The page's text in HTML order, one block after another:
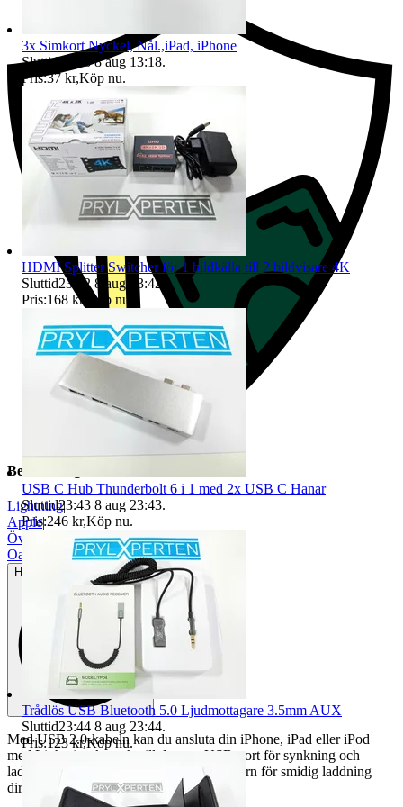
Beskrivning
Lightning|
Apple|
Övriga märken|
Oanvänt
Helt ny och aldrig använd
Med USB 2.0-kabeln kan du ansluta din iPhone, iPad eller iPod
med Lightning-kontakt till datorns USB-port för synkning och
laddning eller till Apple USB-strömadaptern för smidig laddning
direkt från ett vägguttag.
3x Simkort Nyckel, Nål.,iPad, iPhone
Sluttid13:18 8 aug 13:18.
Pris:37 kr,Köp nu.
HDMI Splitter Switcher för 1 bildkälla till 2 bildvisare 4K
Sluttid23:42 8 aug 23:42
Pris:168 kr Köp nu
USB C Hub Thunderbolt 6 i 1 med 2x USB C Hanar
Sluttid23:43 8 aug 23:43.
Pris:246 kr,Köp nu.
Trådlös USB Bluetooth 5.0 Ljudmottagare 3.5mm AUX
Sluttid23:44 8 aug 23:44.
Pris:123 kr,Köp nu.